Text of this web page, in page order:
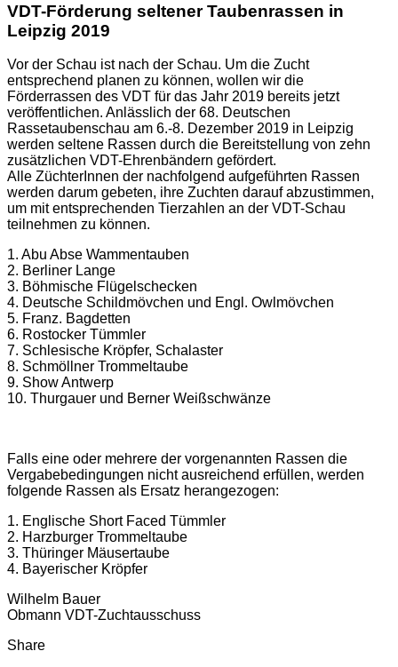
VDT-Förderung seltener Taubenrassen in
Leipzig 2019
Vor der Schau ist nach der Schau. Um die Zucht
entsprechend planen zu können, wollen wir die
Förderrassen des VDT für das Jahr 2019 bereits jetzt
veröffentlichen. Anlässlich der 68. Deutschen
Rassetaubenschau am 6.-8. Dezember 2019 in Leipzig
werden seltene Rassen durch die Bereitstellung von zehn
zusätzlichen VDT-Ehrenbändern gefördert.
Alle ZüchterInnen der nachfolgend aufgeführten Rassen
werden darum gebeten, ihre Zuchten darauf abzustimmen,
um mit entsprechenden Tierzahlen an der VDT-Schau
teilnehmen zu können.
1. Abu Abse Wammentauben
2. Berliner Lange
3. Böhmische Flügelschecken
4. Deutsche Schildmövchen und Engl. Owlmövchen
5. Franz. Bagdetten
6. Rostocker Tümmler
7. Schlesische Kröpfer, Schalaster
8. Schmöllner Trommeltaube
9. Show Antwerp
10. Thurgauer und Berner Weißschwänze
Falls eine oder mehrere der vorgenannten Rassen die
Vergabebedingungen nicht ausreichend erfüllen, werden
folgende Rassen als Ersatz herangezogen:
1. Englische Short Faced Tümmler
2. Harzburger Trommeltaube
3. Thüringer Mäusertaube
4. Bayerischer Kröpfer
Wilhelm Bauer
Obmann VDT-Zuchtausschuss
Share